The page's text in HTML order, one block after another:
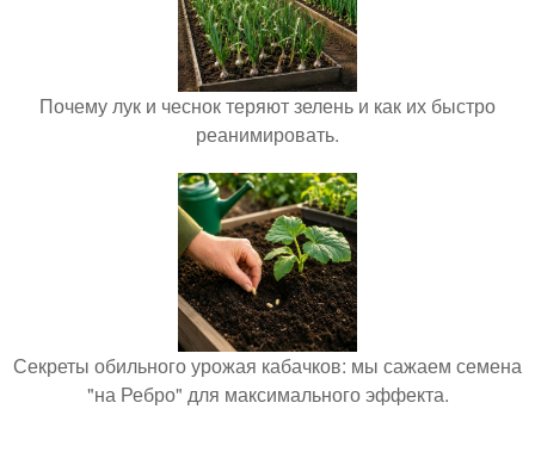
Почему лук и чеснок теряют зелень и как их быстро
реанимировать.
Секреты обильного урожая кабачков: мы сажаем семена
"на Ребро" для максимального эффекта.